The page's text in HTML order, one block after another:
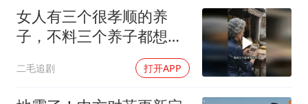
女人有三个很孝顺的养
子，不料三个养子都想害
二毛追剧 打开APP